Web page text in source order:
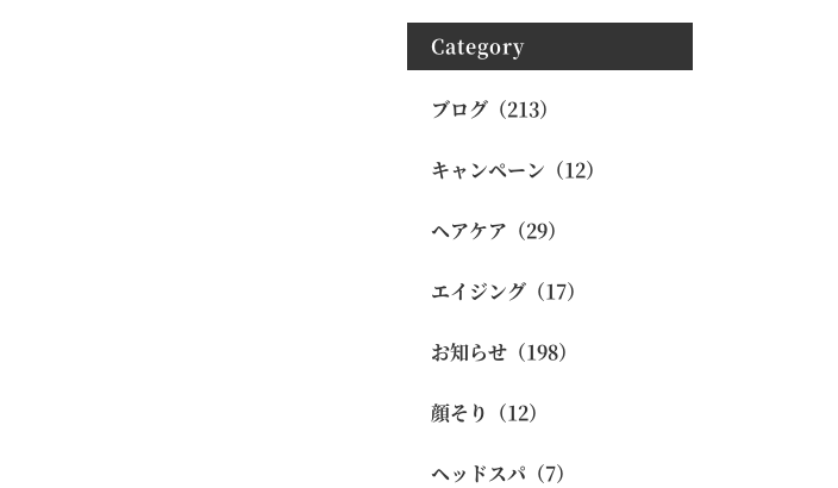
Category
ブログ（213）
キャンペーン（12）
ヘアケア（29）
エイジング（17）
お知らせ（198）
顔そり（12）
ヘッドスパ（7）